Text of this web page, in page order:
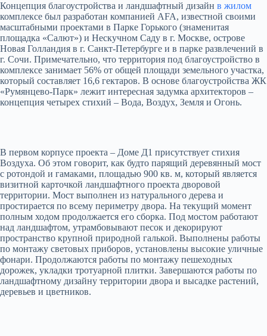
Концепция благоустройства и ландшафтный дизайн в жилом
комплексе был разработан компанией AFA, известной своими
масштабными проектами в Парке Горького (знаменитая
площадка «Салют») и Нескучном Саду в г. Москве, острове
Новая Голландия в г. Санкт-Петербурге и в парке развлечений в
г. Сочи. Примечательно, что территория под благоустройство в
комплексе занимает 56% от общей площади земельного участка,
который составляет 16,6 гектаров. В основе благоустройства ЖК
«Румянцево-Парк» лежит интересная задумка архитекторов –
концепция четырех стихий – Вода, Воздух, Земля и Огонь.
В первом корпусе проекта – Доме Д1 присутствует стихия
Воздуха. Об этом говорит, как будто парящий деревянный мост
с ротондой и гамаками, площадью 900 кв. м, который является
визитной карточкой ландшафтного проекта дворовой
территории. Мост выполнен из натурального дерева и
простирается по всему периметру двора. На текущий момент
полным ходом продолжается его сборка. Под мостом работают
над ландшафтом, утрамбовывают песок и декорируют
пространство крупной природной галькой. Выполнены работы
по монтажу световых приборов, установлены высокие уличные
фонари. Продолжаются работы по монтажу пешеходных
дорожек, укладки тротуарной плитки. Завершаются работы по
ландшафтному дизайну территории двора и высадке растений,
деревьев и цветников.